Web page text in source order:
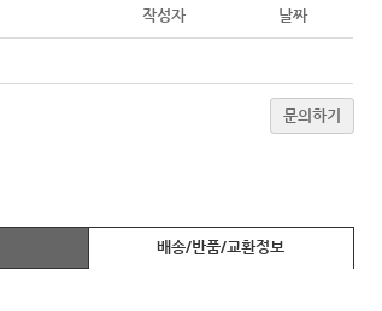
작성자 날짜
문의하기
배송/반품/교환정보